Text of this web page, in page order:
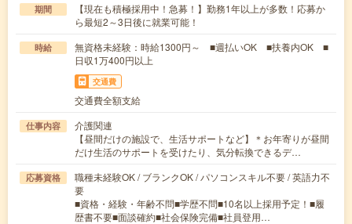
期間
【現在も積極採用中！急募！】勤務1年以上が多数！応募か
ら最短2～3日後に就業可能！
時給
無資格未経験：時給1300円～ ■週払いOK ■扶養内OK ■
日収1万400円以上
交通費
交通費全額支給
仕事内容
介護関連
【昼間だけの施設で、生活サポートなど】＊お年寄りが昼間
だけ生活のサポートを受けたり、気分転換できるデ…
応募資格
職種未経験OK / ブランクOK / パソコンスキル不要 / 英語力不
要
■資格・経験・年齢不問■学歴不問■10名以上採用予定！■履
歴書不要■面談確約■社会保険完備■社員登用…